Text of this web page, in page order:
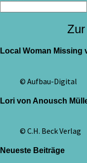
Local Woman Missing
© Aufbau-Digital
Lori von Anousch
© C.H. Beck Verlag
Neueste Beiträge